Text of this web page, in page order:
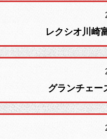
レクシオ川
グランチェ